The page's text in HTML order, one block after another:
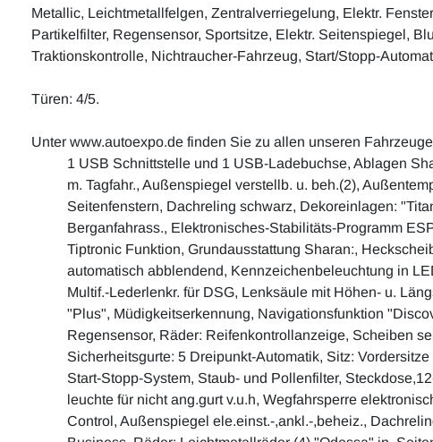
Metallic, Leichtmetallfelgen, Zentralverriegelung, Elektr.
Partikelfilter, Regensensor, Sportsitze, Elektr. Seitenspiegel,
Traktionskontrolle, Nichtraucher-Fahrzeug, Start/Stopp-
Türen: 4/5.
Unter www.autoexpo.de finden Sie zu allen unseren
1 USB Schnittstelle und 1 USB-Ladebuchse, Ablagen
m. Tagfahr., Außenspiegel verstellb. u. beh.(2),
Seitenfenstern, Dachreling schwarz, Dekoreinlagen:
Berganfahrass., Elektronisches-Stabilitäts-Programm
Tiptronic Funktion, Grundausstattung Sharan:,
automatisch abblendend, Kennzeichenbeleuchtung in
Multif.-Lederlenkr. für DSG, Lenksäule mit Höhen- u.
"Plus", Müdigkeitserkennung, Navigationsfunktion
Regensensor, Räder: Reifenkontrollanzeige, Scheiben
Sicherheitsgurte: 5 Dreipunkt-Automatik, Sitz:
Start-Stopp-System, Staub- und Pollenfilter,
leuchte für nicht ang.gurt v.u.h, Wegfahrsperre
Control, Außenspiegel ele.einst.-,ankl.-,beheiz.,